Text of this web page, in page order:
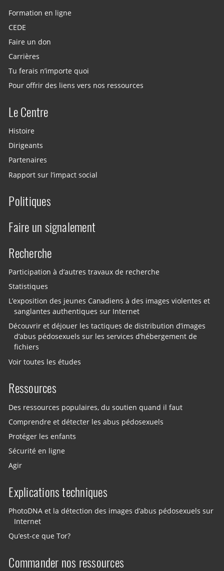
Formation en ligne
CEDE
Faire un don
Carrières
Tu ferais n’importe quoi
Pour offrir des liens vers nos ressources
Le Centre
Histoire
Dirigeants
Partenaires
Rapport sur l’impact social
Politiques
Faire un signalement
Recherche
Participation à d’autres travaux de recherche
Statistiques
L’exposition des jeunes Canadiens à des images violentes et
sanglantes authentiques sur Internet
Découvrir et déjouer les tactiques de distribution d’images
d’abus pédosexuels sur les services d’hébergement de
fichiers
Voir toutes les études
Ressources
Des ressources populaires, du soutien quand il faut
Comprendre et détecter les abus pédosexuels
Protéger les enfants
Sécurité en ligne
Agir
Explications techniques
PhotoDNA et la détection des images d’abus pédosexuels sur
Internet
Qu’est-ce que Tor?
Commander nos ressources